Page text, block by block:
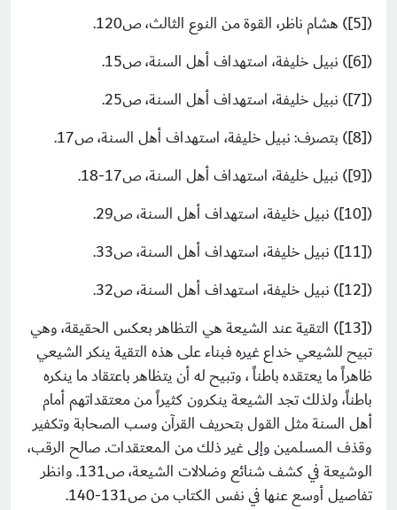
([5]) هشام ناظر، القوة من النوع الثالث، ص120.
([6]) نبيل خليفة، استهداف أهل السنة، ص15.
([7]) نبيل خليفة، استهداف أهل السنة، ص25.
([8]) بتصرف: نبيل خليفة، استهداف أهل السنة، ص17.
([9]) نبيل خليفة، استهداف أهل السنة، ص17-18.
([10]) نبيل خليفة، استهداف أهل السنة، ص29.
([11]) نبيل خليفة، استهداف أهل السنة، ص33.
([12]) نبيل خليفة، استهداف أهل السنة، ص32.
([13]) التقية عند الشيعة هي التظاهر بعكس الحقيقة، وهي
تبيح للشيعي خداع غيره فبناء على هذه التقية ينكر الشيعي
ظاهراً ما يعتقده باطناً ، وتبيح له أن يتظاهر باعتقاد ما ينكره
باطناً، ولذلك تجد الشيعة ينكرون كثيراً من معتقداتهم أمام
أهل السنة مثل القول بتحريف القرآن وسب الصحابة وتكفير
وقذف المسلمين وإلى غير ذلك من المعتقدات. صالح الرقب،
الوشيعة في كشف شنائع وضلالات الشيعة، ص131. وانظر
تفاصيل أوسع عنها في نفس الكتاب من ص131-140.